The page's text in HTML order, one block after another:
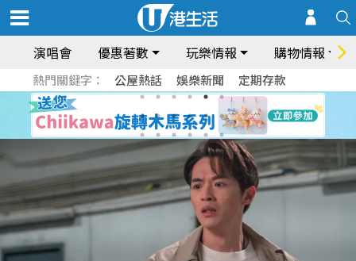
演唱會 優惠著數 玩樂情報 購物情報
熱門關鍵字： 公屋熱話 娛樂新聞 定期存款